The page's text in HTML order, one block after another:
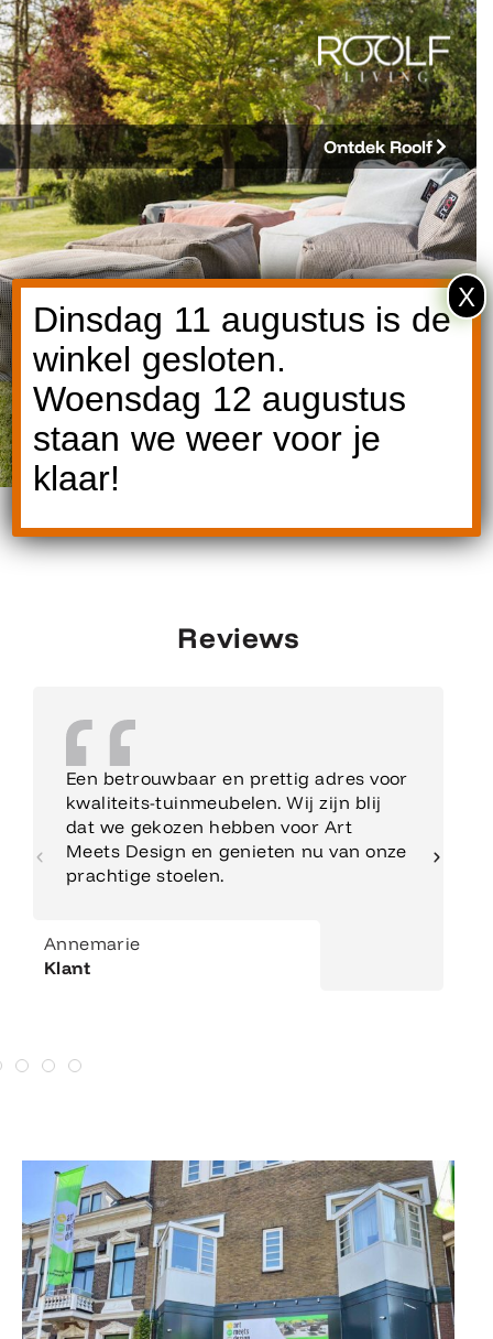
Ontdek Roolf
Reviews
Een betrouwbaar en prettig adres voor
kwaliteits-tuinmeubelen. Wij zijn blij
dat we gekozen hebben voor Art
Meets Design en genieten nu van onze
prachtige stoelen.
Annemarie
Klant
Dinsdag 11 augustus is de
winkel gesloten.
Woensdag 12 augustus
staan we weer voor je
klaar!
X